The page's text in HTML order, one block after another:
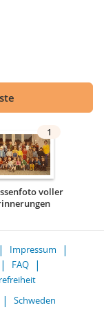
1
voller
Impressum
FAQ
Schweden